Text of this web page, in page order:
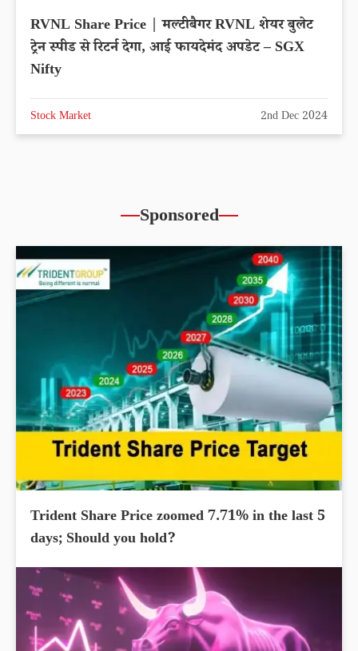
RVNL Share Price | मल्टीबैगर RVNL शेयर बुलेट
ट्रेन स्पीड से रिटर्न देगा, आई फायदेमंद अपडेट – SGX
Nifty
Stock Market 2nd Dec 2024
Sponsored
Trident Share Price zoomed 7.71% in the last 5
days; Should you hold?